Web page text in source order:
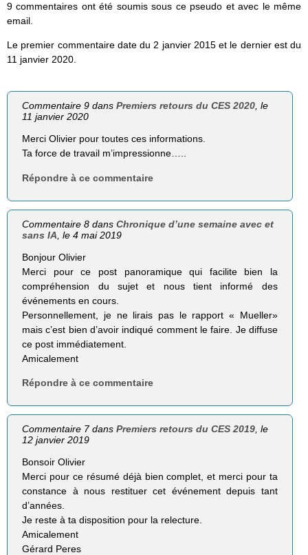
9 commentaires ont été soumis sous ce pseudo et avec le même
email.
Le premier commentaire date du 2 janvier 2015 et le dernier est du
11 janvier 2020.
Commentaire 9 dansPremiers retours du CES 2020, le
11 janvier 2020
Merci Olivier pour toutes ces informations.
Ta force de travail m’impressionne…..
Répondre à ce commentaire
Commentaire 8 dansChronique d’une semaine avec et
sans IA , le 4 mai 2019
Bonjour Olivier
Merci pour ce post panoramique qui facilite bien la
compréhension du sujet et nous tient informé des
événements en cours.
Personnellement, je ne lirais pas le rapport « Mueller»
mais c’est bien d’avoir indiqué comment le faire. Je diffuse
ce post immédiatement.
Amicalement
Répondre à ce commentaire
Commentaire 7 dansPremiers retours du CES 2019 , le
12 janvier 2019
Bonsoir Olivier
Merci pour ce résumé déjà bien complet, et merci pour ta
constance à nous restituer cet événement depuis tant
d’années.
Je reste à ta disposition pour la relecture.
Amicalement
Gérard Peres